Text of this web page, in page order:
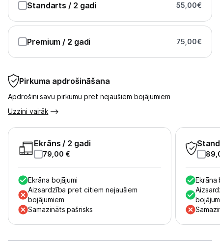
Pirkuma apdrošināšana
Apdrošini savu pirkumu pret nejaušiem bojājumiem
Uzzini vairāk
Ekrāns / 2 gadi
79,00 €
Ekrāna bojājumi
Aizsardzība pret citiem nejaušiem
bojājumiem
Samazināts pašrisks
Ekrāna
Standarts / 2 gadi 55,00€
Premium / 2 gadi 75,00€